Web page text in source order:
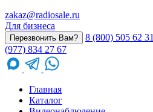
zakaz@radiosale.ru
Для бизнеса
Перезвонить Вам? 8 (800) 505 62 31
(977) 834 27 67
Главная
Каталог